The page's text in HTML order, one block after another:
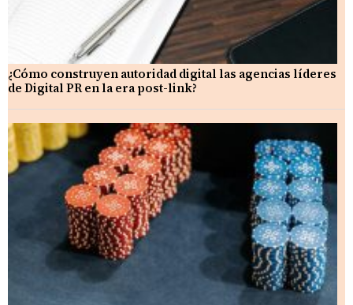
¿Cómo construyen autoridad digital las agencias líderes
de Digital PR en la era post-link?